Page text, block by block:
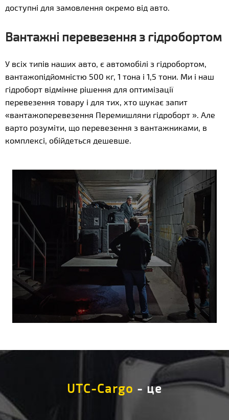
доступні для замовлення окремо від авто.
Вантажні перевезення з гідробортом
У всіх типів наших авто, є автомобілі з гідробортом,
вантажопідйомністю 500 кг, 1 тона і 1,5 тони. Ми і наш
гідроборт відмінне рішення для оптимізації
перевезення товару і для тих, хто шукає запит
«вантажоперевезення Перемишляни гідроборт ». Але
варто розуміти, що перевезення з вантажниками, в
комплексі, обійдеться дешевше.
UTC-Cargo - це